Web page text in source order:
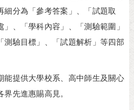
細分為「參考答案」、「試題取
、「學科內容」、「測驗範圍」
測驗目標」、「試題解析」等四部
提供大學校系、高中師生及關心
先進惠賜高見。